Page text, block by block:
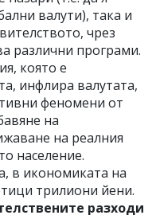
валути), така и
чрез
различни програми.
която е
инфлира валутата,
феномени от
на
на реалния
население.
в икономиката на
трилиони йени.
разходи